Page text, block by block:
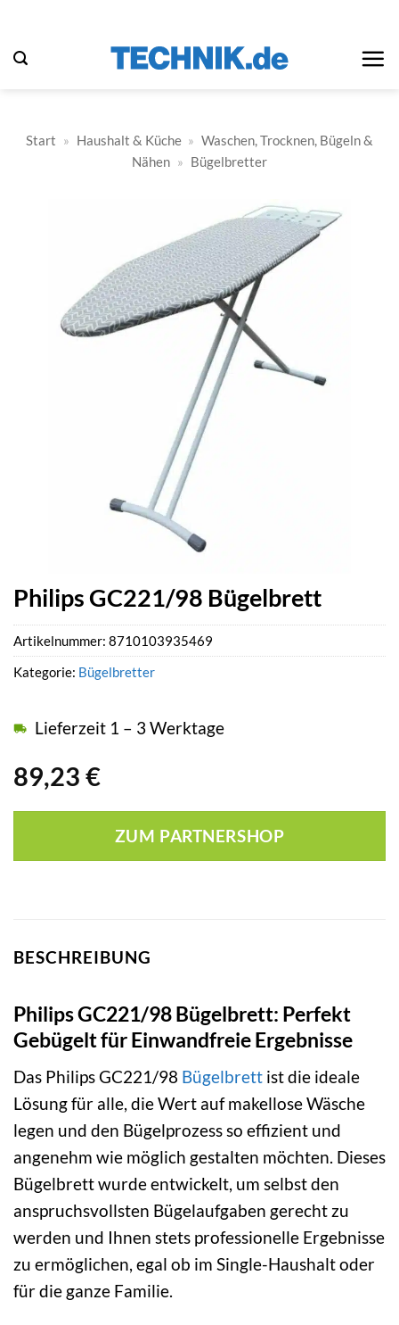
springen
Start » Haushalt & Küche » Waschen, Trocknen, Bügeln &
Nähen » Bügelbretter
Philips GC221/98 Bügelbrett
89,23 €
Lieferzeit 1 – 3 Werktage
ZUM PARTNERSHOP
Artikelnummer: 8710103935469
Kategorie: Bügelbretter
BESCHREIBUNG
Philips GC221/98 Bügelbrett: Perfekt
Gebügelt für Einwandfreie Ergebnisse
Das Philips GC221/98 Bügelbrett ist die ideale
Lösung für alle, die Wert auf makellose Wäsche
legen und den Bügelprozess so effizient und
angenehm wie möglich gestalten möchten. Dieses
Bügelbrett wurde entwickelt, um selbst den
anspruchsvollsten Bügelaufgaben gerecht zu
werden und Ihnen stets professionelle Ergebnisse
zu ermöglichen, egal ob im Single-Haushalt oder
für die ganze Familie.